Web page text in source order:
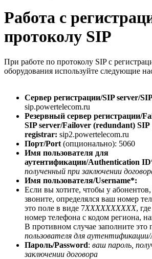
Работа с
протоколу SIP
При работе по протоколу SIP с
оборудования используйте следующие
Сервер регистрации/SIP server/
sip.powertelecom.ru
Резервный сервер регистрации/
SIP server/Failover (redundant) SIP
registrar: sip2.powertelecom.ru
Порт/Port (опционально): 5060
Имя пользователя для
аутентификации/Authentication
полученный при заключении
Имя пользователя/Username*:
Если вы хотите, чтобы у
звоните, определялся ваш номер
это поле в виде 7XXXXXXXXXX, где
номер телефона с кодом региона,
В противном случае заполните это
пользователя для
Пароль/Password: ваш пароль,
заключении договора